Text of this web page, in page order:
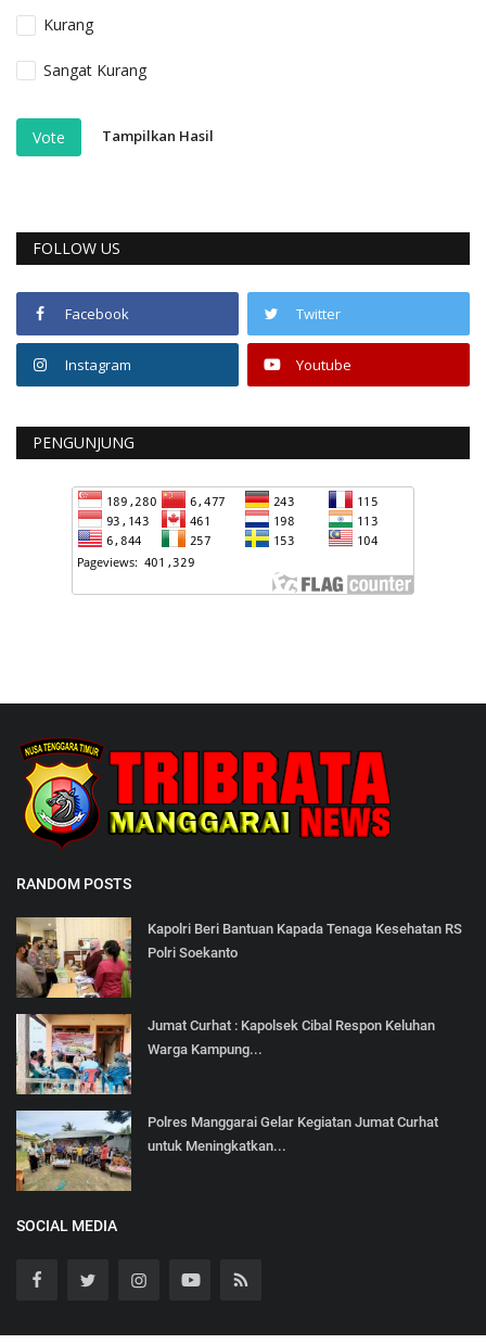
Kurang
Sangat Kurang
Vote Tampilkan Hasil
FOLLOW US
Facebook Twitter
Instagram Youtube
PENGUNJUNG
RANDOM POSTS
Kapolri Beri Bantuan Kapada Tenaga Kesehatan RS
Polri Soekanto
Jumat Curhat : Kapolsek Cibal Respon Keluhan
Warga Kampung...
Polres Manggarai Gelar Kegiatan Jumat Curhat
untuk Meningkatkan...
SOCIAL MEDIA